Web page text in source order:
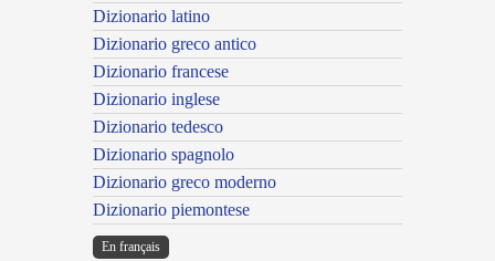
Dizionario latino
Dizionario greco antico
Dizionario francese
Dizionario inglese
Dizionario tedesco
Dizionario spagnolo
Dizionario greco moderno
Dizionario piemontese
En français